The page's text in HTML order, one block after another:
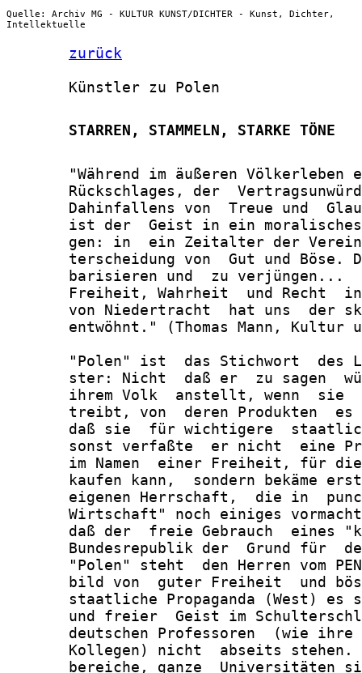
Quelle: Archiv MG - KULTUR KUNST/DICHTER - Kunst, Dichter,
Intellektuelle
zurück
       Künstler zu Polen
       STARREN, STAMMELN, STARKE TÖNE